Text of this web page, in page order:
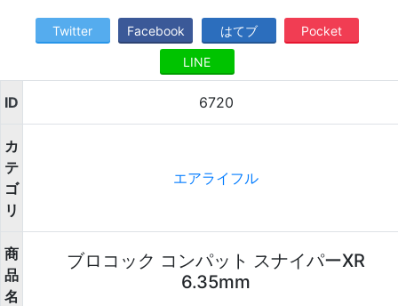
Twitter Facebook はてブ Pocket
LINE
ID 6720
カ
テ
ゴ
リ
エアライフル
商
品
名
ブロコック コンパット スナイパーXR
6.35mm